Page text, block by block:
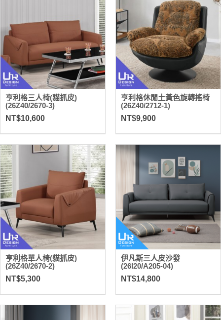
亨利格三人椅(貓抓皮)
(26Z40/2670-3)
NT$10,600
亨利格休閒土黃色旋轉搖椅
(26Z40/2712-1)
NT$9,900
亨利格單人椅(貓抓皮)
(26Z40/2670-2)
NT$5,300
伊凡斯三人皮沙發
(26I20/A205-04)
NT$14,800